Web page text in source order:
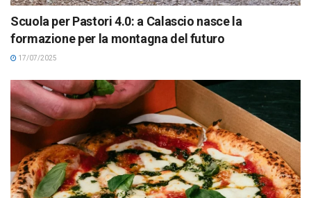
Scuola per Pastori 4.0: a Calascio nasce la
formazione per la montagna del futuro
17/07/2025